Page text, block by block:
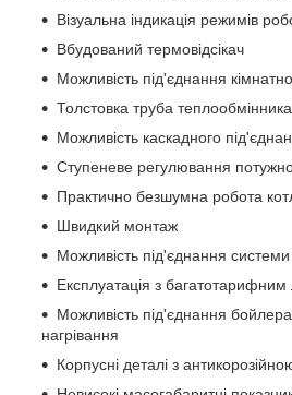
Візуальна індикація режимів
Вбудований термовідсікач
Можливість під'єднання
Толстовка труба теплообмінника
Можливість каскадного
Ступеневе регулювання
Практично безшумна робота
Швидкий монтаж
Можливість під'єднання системи
Експлуатація з багатотарифним
Можливість під'єднання
нагрівання
Корпусні деталі з